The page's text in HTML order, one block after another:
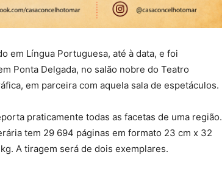
em Língua Portuguesa, até à data, e foi
Ponta Delgada, no salão nobre do Teatro
em parceira com aquela sala de espetáculos.
praticamente todas as facetas de uma região.
tem 29 694 páginas em formato 23 cm x 32
A tiragem será de dois exemplares.